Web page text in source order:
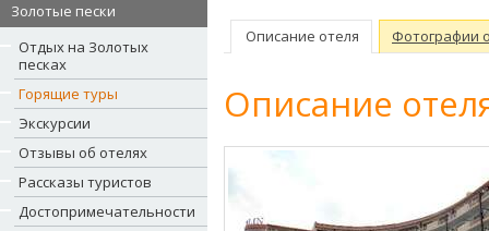
Золотые пески
Отдых на Золотых
песках
Горящие туры
Экскурсии
Отзывы об отелях
Рассказы туристов
Достопримечательности
Описание отеля Фотографии
Описание